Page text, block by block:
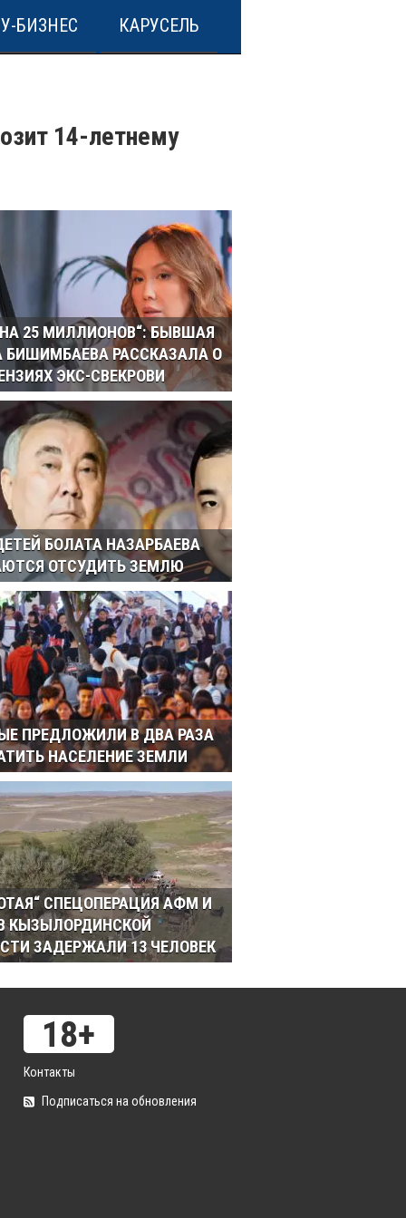
БИЗНЕС КАРУСЕЛЬ
14-летнему
25 МИЛЛИОНОВ“: БЫВШАЯ
БИШИМБАЕВА РАССКАЗАЛА О
ЭКС-СВЕКРОВИ
БОЛАТА НАЗАРБАЕВА
ОТСУДИТЬ ЗЕМЛЮ
ПРЕДЛОЖИЛИ В ДВА РАЗА
НАСЕЛЕНИЕ ЗЕМЛИ
СПЕЦОПЕРАЦИЯ АФМ И
КЫЗЫЛОРДИНСКОЙ
ЗАДЕРЖАЛИ 13 ЧЕЛОВЕК
Контакты
Подписаться на обновления